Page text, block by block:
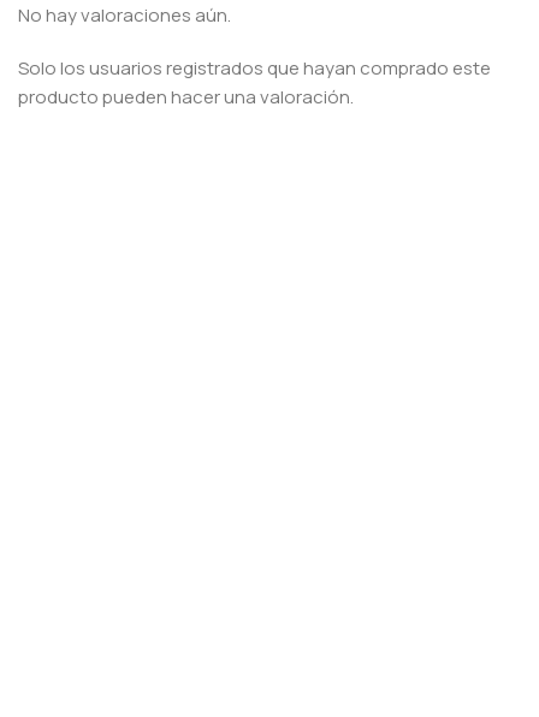
No hay valoraciones aún.
Solo los usuarios registrados que hayan comprado este
producto pueden hacer una valoración.